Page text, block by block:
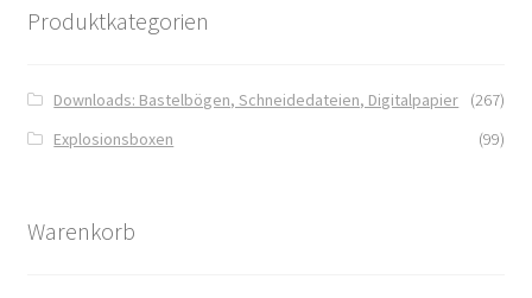
Produktkategorien
Downloads: Bastelbögen, Schneidedateien, Digitalpapier
(267)
Explosionsboxen
(99)
Warenkorb